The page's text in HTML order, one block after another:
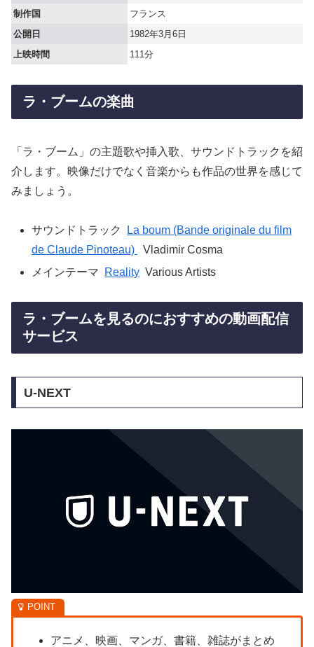
制作国
フランス
公開日
1982年3月6日
上映時間
111分
ラ・ブームの楽曲
「ラ・ブーム」の主題歌や挿入歌、サウンドトラックを紹
介します。映像だけでなく音楽からも作品の世界を感じて
みましょう。
サウンドトラック
La boum (Bande originale du film
de Claude Pinoteau)
Vladimir Cosma
メインテーマ
Reality Various Artists
ラ・ブームを見るのにおすすめの動画配信
サービス
U-NEXT
アニメ、映画、マンガ、書籍、雑誌がまとめ